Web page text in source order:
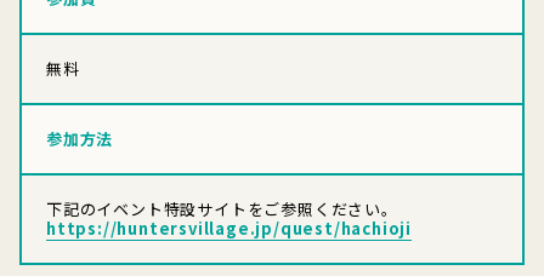
無料
参加方法
下記のイベント特設サイトをご参照ください。
https://huntersvillage.jp/quest/hachioji